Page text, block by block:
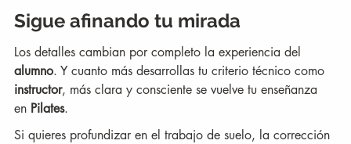
Sigue afinando tu mirada
Los detalles cambian por completo la experiencia del
alumno. Y cuanto más desarrollas tu criterio técnico como
instructor, más clara y consciente se vuelve tu enseñanza
en Pilates.
Si quieres profundizar en el trabajo de suelo, la corrección